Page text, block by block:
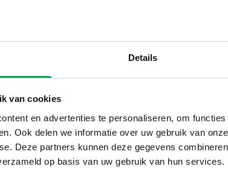
Details
van cookies
en advertenties te personaliseren, om
Ook delen we informatie over uw gebruik van
Deze partners kunnen deze gegevens
op basis van uw gebruik van hun services.
prachtige omgeving om te verkennen. Hier zijn
de buurt:
en natuurlijk zonnen op de zandstranden van het
en peuterbad (gratis toegang)
musea of kastelen die Twente rijk is.
natuur in de omgeving. Trek de wandelschoenen
prachtige streek te bieden heeft. Verken het